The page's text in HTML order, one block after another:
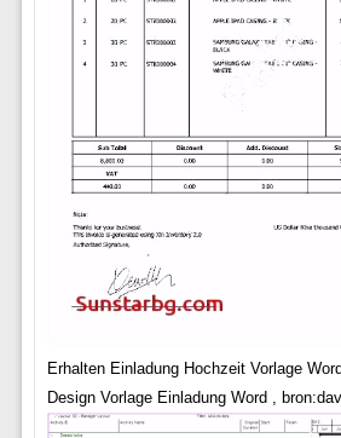
Erhalten Einladung Hochzeit Vorlage
Design Vorlage Einladung Word ,